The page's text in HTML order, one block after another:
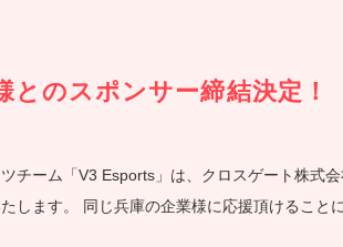
とのスポンサー締結決定！
チーム「V3 Esports」は、クロスゲート株式
します。 同じ兵庫の企業様に応援頂けること